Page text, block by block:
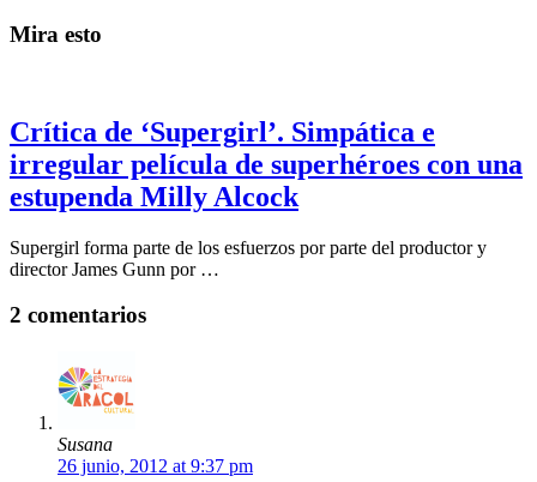
Mira esto
Crítica de ‘Supergirl’. Simpática e
irregular película de superhéroes con una
estupenda Milly Alcock
Supergirl forma parte de los esfuerzos por parte del productor y
director James Gunn por …
2 comentarios
Susana
26 junio, 2012 at 9:37 pm